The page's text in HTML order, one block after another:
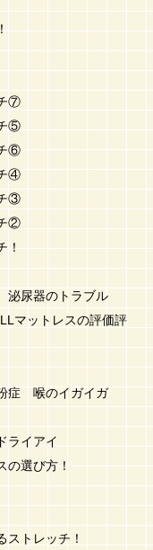
⑦
⑤
⑥
④
③
②
！
尿器のトラブル
マットレスの評価評
症 喉のイガイガ
ライアイ
の選び方！
ストレッチ！